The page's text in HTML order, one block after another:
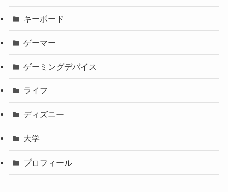
キーボード
ゲーマー
ゲーミングデバイス
ライフ
ディズニー
大学
プロフィール